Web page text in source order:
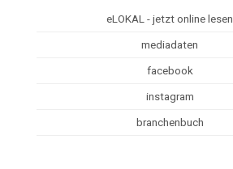
eLOKAL - jetzt online lesen
mediadaten
facebook
instagram
branchenbuch